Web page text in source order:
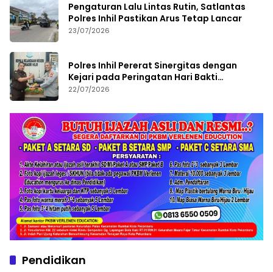
Pengaturan Lalu Lintas Rutin, Satlantas
Polres Inhil Pastikan Arus Tetap Lancar
23/07/2026
Polres Inhil Pererat Sinergitas dengan
Kejari pada Peringatan Hari Bakti
Adhyaksa ke-66
22/07/2026
Pendidikan